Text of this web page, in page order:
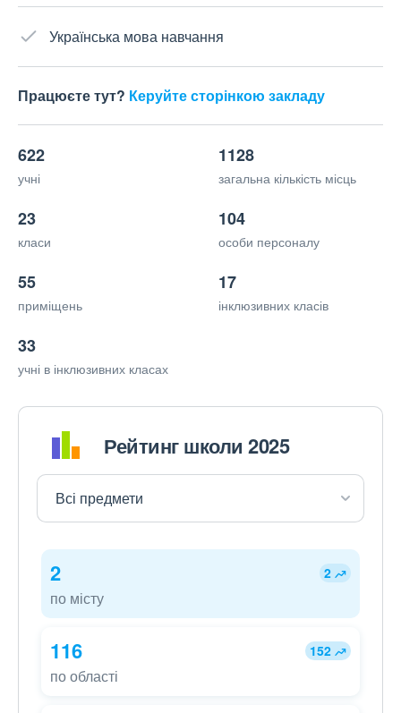
Українська мова навчання
Працюєте тут? Керуйте сторінкою закладу
622
учні
1128
загальна кількість місць
23
класи
104
особи персоналу
55
приміщень
17
інклюзивних класів
33
учні в інклюзивних класах
Рейтинг школи 2025
2 2
по місту
116 152
по області